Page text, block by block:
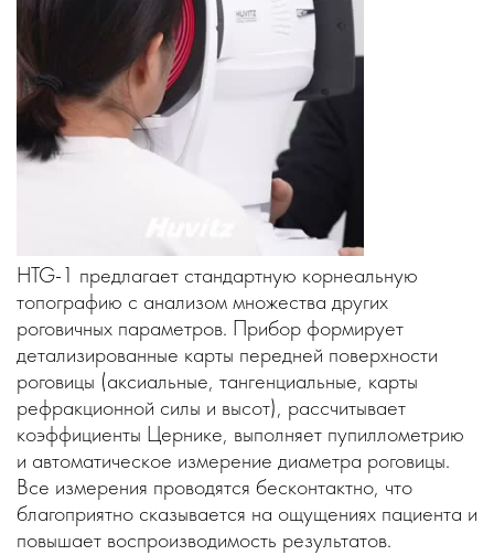
HTG‑1 предлагает стандартную корнеальную
топографию с анализом множества других
роговичных параметров. Прибор формирует
детализированные карты передней поверхности
роговицы (аксиальные, тангенциальные, карты
рефракционной силы и высот), рассчитывает
коэффициенты Цернике, выполняет пупиллометрию
и автоматическое измерение диаметра роговицы.
Все измерения проводятся бесконтактно, что
благоприятно сказывается на ощущениях пациента и
повышает воспроизводимость результатов.